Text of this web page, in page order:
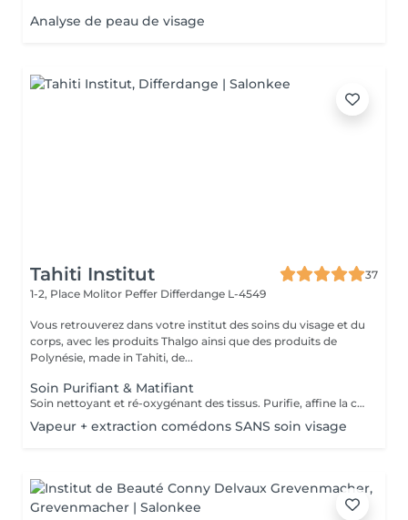
Analyse de peau de visage
Tahiti Institut
37
1-2, Place Molitor Peffer Differdange L-4549
Vous retrouverez dans votre institut des soins du visage et du
corps, avec les produits Thalgo ainsi que des produits de
Polynésie, made in Tahiti, de...
Soin Purifiant & Matifiant
Soin nettoyant et ré-oxygénant des tissus. Purifie, affine la couche cornée, resserre les pores et matifie grâce à des appareils professionnels et des produits choisis avec soin. Une détoxification du cuir chevelu est prévu également dans ce soin.
Vapeur + extraction comédons SANS soin visage